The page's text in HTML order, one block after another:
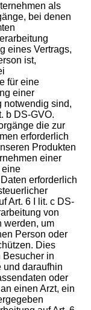
als
bei denen
eines Vertrags,
ist,
für eine
einer
notwendig sind,
b DS-GVO.
die zur
erforderlich
Produkten
einer
eine
erforderlich
Art. 6 I lit. c DS-
von
werden, um
Person oder
Dies
in
und daraufhin
oder
einen Arzt, ein